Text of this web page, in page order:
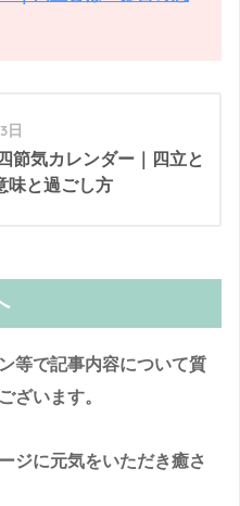
日
節気カレンダー｜四立と
味と過ごし方
等で記事内容について質
ざいます。
ジに元気をいただき癒さ